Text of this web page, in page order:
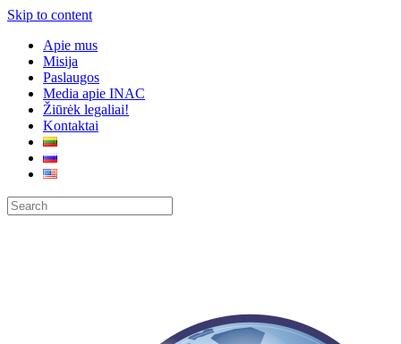
Skip to content
Apie mus
Misija
Paslaugos
Media apie INAC
Žiūrėk legaliai!
Kontaktai